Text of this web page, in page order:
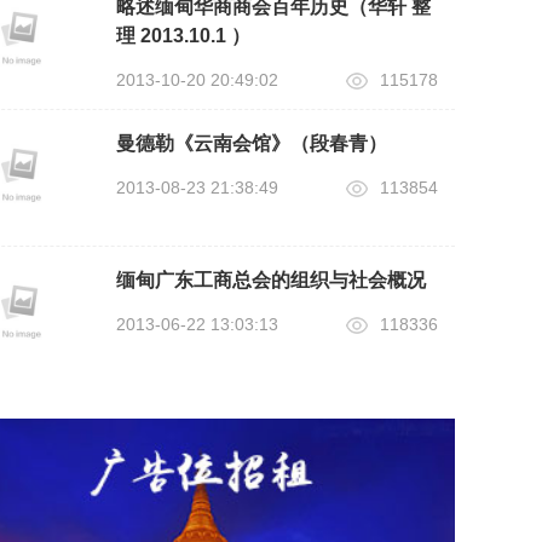
略述缅甸华商商会百年历史（华轩 整
理 2013.10.1 ）
2013-10-20 20:49:02 115178
曼德勒《云南会馆》（段春青）
2013-08-23 21:38:49 113854
缅甸广东工商总会的组织与社会概况
2013-06-22 13:03:13 118336